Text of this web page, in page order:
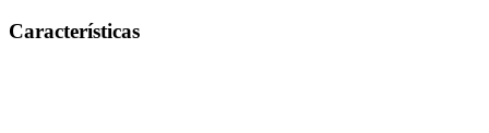
Características